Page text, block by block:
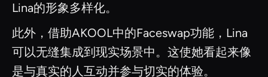
Lina的形象多样化。
此外，借助AKOOL中的Faceswap功能，Lina
可以无缝集成到现实场景中。这使她看起来像
是与真实的人互动并参与切实的体验。